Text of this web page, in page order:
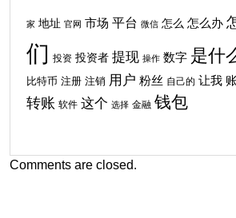
家 地址 官网 市场 平台 微信 怎么 怎么办
们 投资 投资者 提现 操作 数字 是什
比特币 注册 注销 用户 粉丝 自己的 让我
转账 软件 这个 选择 金融 钱包
Comments are closed.